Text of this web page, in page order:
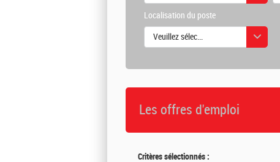
Localisation du poste
Veuillez sélectionner une ou des valeurs
Les offres d'emploi
Critères sélectionnés :